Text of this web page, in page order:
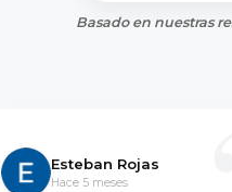
Basado en nuestras
Esteban Rojas
Hace 5 meses